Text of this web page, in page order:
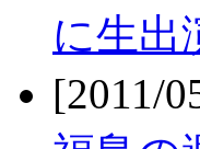
に生出
[2011/